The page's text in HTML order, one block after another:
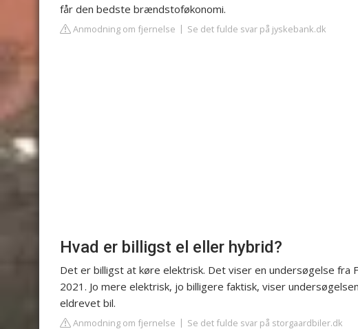
får den bedste brændstoføkonomi.
Anmodning om fjernelse Se det fulde svar på jyskebank.dk
Hvad er billigst el eller hybrid?
Det er billigst at køre elektrisk. Det viser en undersøgelse
2021. Jo mere elektrisk, jo billigere faktisk, viser
eldrevet bil.
Anmodning om fjernelse Se det fulde svar på storgaardbiler.dk